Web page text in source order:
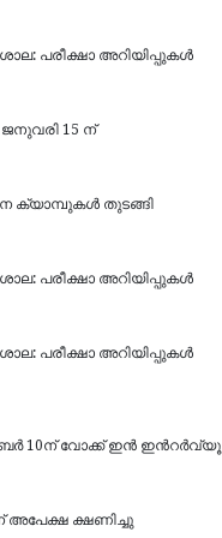
പരീക്ഷാ അറിയിപ്പുകൾ
ജനുവരി 15 ന്
ക്യാമ്പുകള്‍ തുടങ്ങി
പരീക്ഷാ അറിയിപ്പുകൾ
പരീക്ഷാ അറിയിപ്പുകൾ
10ന് വോക്ക് ഇൻ ഇന്‍റർവ്യൂ
അപേക്ഷ ക്ഷണിച്ചു